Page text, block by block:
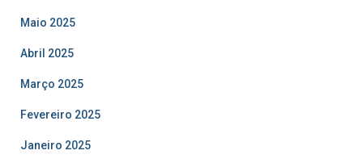
Maio 2025
Abril 2025
Março 2025
Fevereiro 2025
Janeiro 2025